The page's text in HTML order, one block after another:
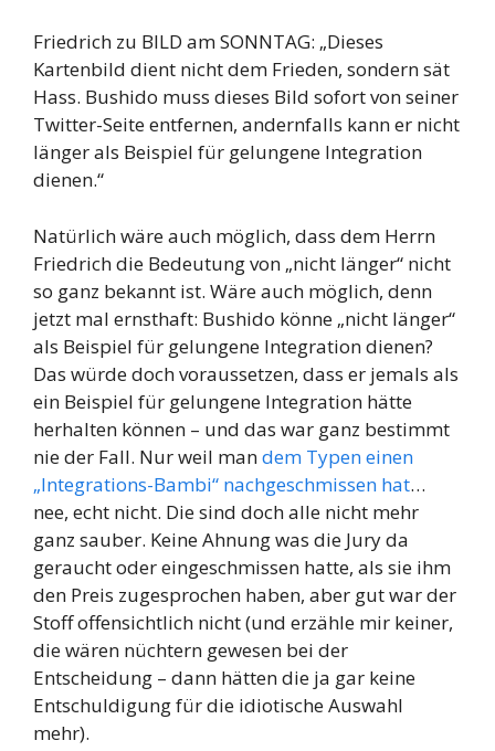
Friedrich zu BILD am SONNTAG: „Dieses
Kartenbild dient nicht dem Frieden, sondern sät
Hass. Bushido muss dieses Bild sofort von seiner
Twitter-Seite entfernen, andernfalls kann er nicht
länger als Beispiel für gelungene Integration
dienen.“
Natürlich wäre auch möglich, dass dem Herrn
Friedrich die Bedeutung von „nicht länger“ nicht
so ganz bekannt ist. Wäre auch möglich, denn
jetzt mal ernsthaft: Bushido könne „nicht länger“
als Beispiel für gelungene Integration dienen?
Das würde doch voraussetzen, dass er jemals als
ein Beispiel für gelungene Integration hätte
herhalten können – und das war ganz bestimmt
nie der Fall. Nur weil mandem Typen einen
„Integrations-Bambi“ nachgeschmissen hat…
nee, echt nicht. Die sind doch alle nicht mehr
ganz sauber. Keine Ahnung was die Jury da
geraucht oder eingeschmissen hatte, als sie ihm
den Preis zugesprochen haben, aber gut war der
Stoff offensichtlich nicht (und erzähle mir keiner,
die wären nüchtern gewesen bei der
Entscheidung – dann hätten die ja gar keine
Entschuldigung für die idiotische Auswahl
mehr).